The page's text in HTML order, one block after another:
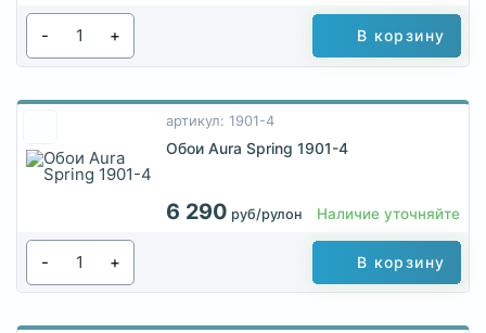
- + В корзину
артикул: 1901-4
Обои Aura Spring 1901-4
6 290 руб/рулон Наличие уточняйте
- + В корзину